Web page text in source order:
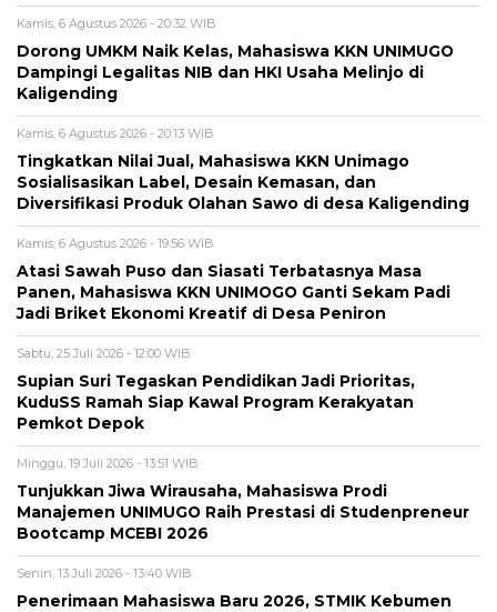
Kamis, 6 Agustus 2026 - 20:32 WIB
Dorong UMKM Naik Kelas, Mahasiswa KKN UNIMUGO
Dampingi Legalitas NIB dan HKI Usaha Melinjo di
Kaligending
Kamis, 6 Agustus 2026 - 20:13 WIB
Tingkatkan Nilai Jual, Mahasiswa KKN Unimago
Sosialisasikan Label, Desain Kemasan, dan
Diversifikasi Produk Olahan Sawo di desa Kaligending
Kamis, 6 Agustus 2026 - 19:56 WIB
Atasi Sawah Puso dan Siasati Terbatasnya Masa
Panen, Mahasiswa KKN UNIMOGO Ganti Sekam Padi
Jadi Briket Ekonomi Kreatif di Desa Peniron
Sabtu, 25 Juli 2026 - 12:00 WIB
Supian Suri Tegaskan Pendidikan Jadi Prioritas,
KuduSS Ramah Siap Kawal Program Kerakyatan
Pemkot Depok
Minggu, 19 Juli 2026 - 13:51 WIB
Tunjukkan Jiwa Wirausaha, Mahasiswa Prodi
Manajemen UNIMUGO Raih Prestasi di Studenpreneur
Bootcamp MCEBI 2026
Senin, 13 Juli 2026 - 13:40 WIB
Penerimaan Mahasiswa Baru 2026, STMIK Kebumen